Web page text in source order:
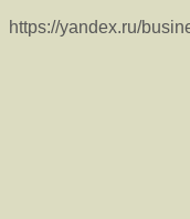
https://yandex.ru/